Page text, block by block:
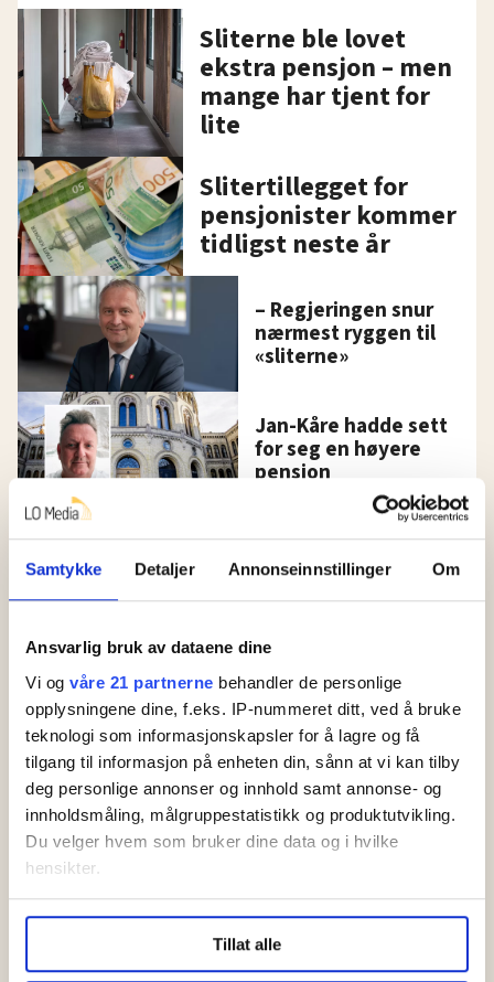
Samtykke Detaljer Annonseinnstillinger Om
Ansvarlig bruk av dataene dine
Vi og våre 21 partnerne behandler de personlige
opplysningene dine, f.eks. IP-nummeret ditt, ved å bruke
teknologi som informasjonskapsler for å lagre og få
tilgang til informasjon på enheten din, sånn at vi kan tilby
deg personlige annonser og innhold samt annonse- og
innholdsmåling, målgruppestatistikk og produktutvikling.
Du velger hvem som bruker dine data og i hvilke
hensikter.
Undermer infokan du lese om hvordan dine personlige
data behandles og hvordan du kan velge hvordan de skal
brukes. Du kan hele tiden endre eller trekke tilbake ditt
Tillat alle
Sliterne ble lovet
ekstra pensjon – men
mange har tjent for
lite
Slitertillegget for
pensjonister kommer
tidligst neste år
– Regjeringen snur
nærmest ryggen til
«sliterne»
Jan-Kåre hadde sett
for seg en høyere
pensjon
Pensjon i 2026: To
begrep du må merke
Uklart hvem som får ekstra
pensjonstillegg fra Nav